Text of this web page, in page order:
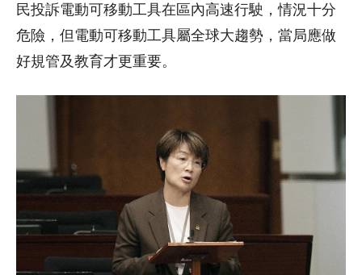
民投訴電動可移動工具在區內高速行駛，情況十分
危險，但電動可移動工具屬全球大趨勢，當局應做
好規管及教育才更重要。